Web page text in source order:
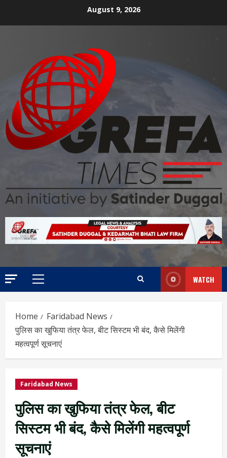
August 9, 2026
WATCH
Home
Faridabad News
पुलिस का खुफिया तंत्र फेल, बीट सिस्टम भी बंद, कैसे मिलेंगी
महत्वपूर्ण सूचनाएं
Faridabad News
पुलिस का खुफिया तंत्र फेल, बीट
सिस्टम भी बंद, कैसे मिलेंगी महत्वपूर्ण
सूचनाएं